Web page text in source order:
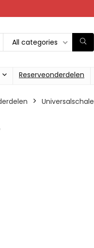
All categories
Reserveonderdelen
‎Universalschale